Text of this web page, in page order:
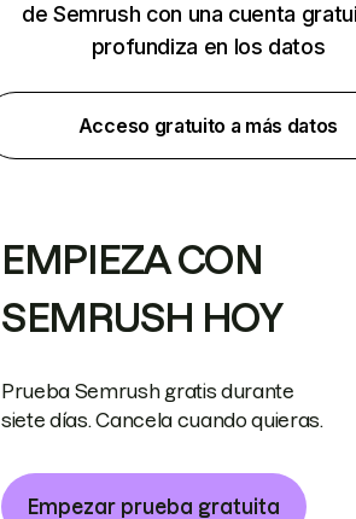
de Semrush con una cuenta
profundiza en los datos
Acceso gratuito a más datos
EMPIEZA CON
SEMRUSH HOY
Prueba Semrush gratis durante
siete días. Cancela cuando quieras.
Empezar prueba gratuita